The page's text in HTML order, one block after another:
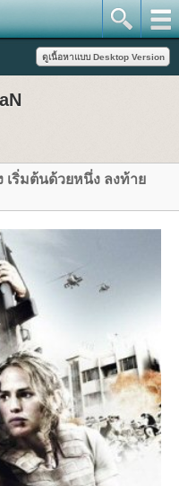
เริ่มต้นด้วยหนึ่ง ลงท้า